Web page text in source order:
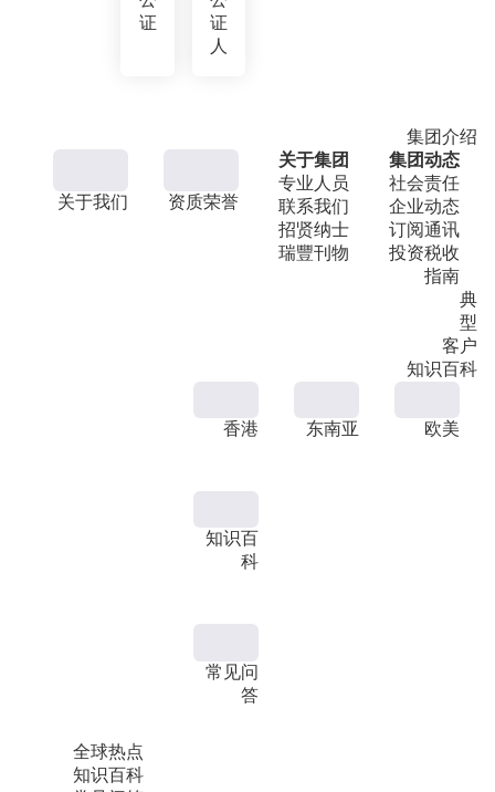
证
证
人
集团介绍
关于我们 资质荣誉
关于集团
专业人员
联系我们
招贤纳士
瑞豐刊物
集团动态
社会责任
企业动态
订阅通讯
投资税收
指南
典
型
客户
知识百科
全球热点
知识百科
香港 东南亚 欧美
知识百
科
常见问
答